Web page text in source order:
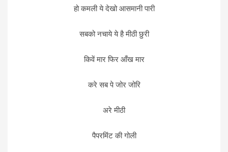
हो कमली ये देखो आसमानी पारी
सबको नचाये ये है मीठी छुरी
किवें मार फिर आँख मार
करे सब पे जोर जोरि
अरे मीठी
पैपरमिंट की गोली